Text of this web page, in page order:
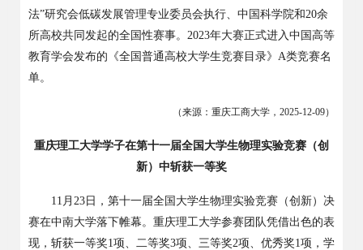
法”研究会低碳发展管理专业委员会执行、中国科学院和20余
所高校共同发起的全国性赛事。 2023年大赛正式进入中国高等
教育学会发布的《全国普通高校大学生竞赛目录》 A类竞赛名
单。
（来源：重庆工商大学， 2025-12-09）
重庆理工大学学子在第十一届全国大学生物理实验竞赛（创
新）中斩获一等奖
11 月 23 日，第十一届全国大学生物理实验竞赛（创新）决
赛在中南大学落下帷幕。重庆理工大学参赛团队凭借出色的表
现，斩获一等奖1项、二等奖3项、三等奖2项、优秀奖1项，学